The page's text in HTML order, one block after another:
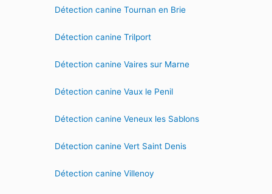
Détection canine Tournan en Brie
Détection canine Trilport
Détection canine Vaires sur Marne
Détection canine Vaux le Penil
Détection canine Veneux les Sablons
Détection canine Vert Saint Denis
Détection canine Villenoy